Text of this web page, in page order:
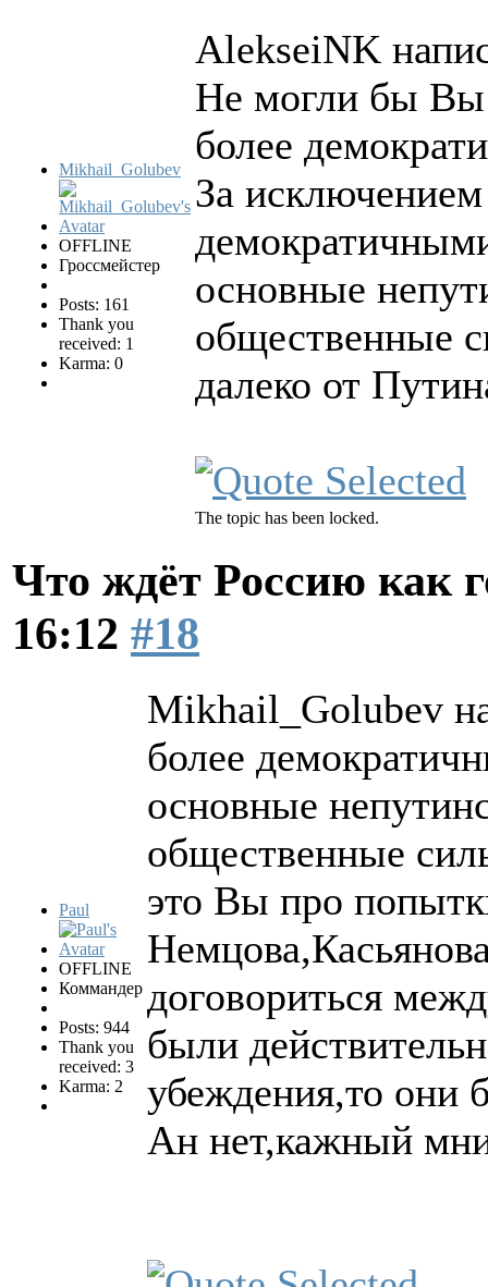
Mikhail_Golubev
OFFLINE
Гроссмейстер
Posts: 161
Thank you
received: 1
Karma: 0
AlekseiNK
Не могли бы Вы
более
За
основные
общественные
далеко от
The topic has been locked.
Что ждёт Россию как
16:12 #18
Paul
OFFLINE
Коммандер
Posts: 944
Thank you
received: 3
Karma: 2
Mikhail_Golubev
более
основные
общественные
это Вы про
договориться
были
убеждения,то они
Ан нет,кажный